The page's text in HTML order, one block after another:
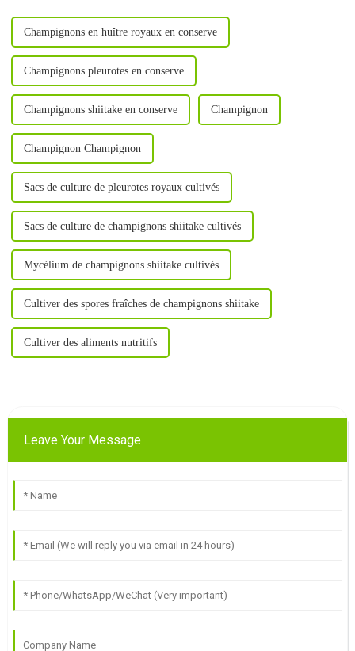
Champignons en huître royaux en conserve
Champignons pleurotes en conserve
Champignons shiitake en conserve Champignon
Champignon Champignon
Sacs de culture de pleurotes royaux cultivés
Sacs de culture de champignons shiitake cultivés
Mycélium de champignons shiitake cultivés
Cultiver des spores fraîches de champignons shiitake
Cultiver des aliments nutritifs
Leave Your Message